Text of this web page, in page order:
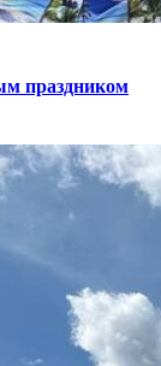
праздником